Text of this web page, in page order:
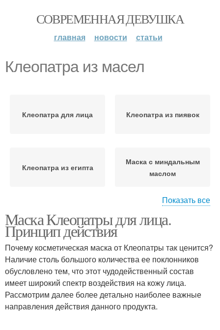
СОВРЕМЕННАЯ ДЕВУШКА
главная новости статьи
Клеопатра из масел
Клеопатра для лица Клеопатра из пиявок
Клеопатра из египта
Маска с миндальным
маслом
Масло для волос
условиях
Теплые масла Масла для волос
Показать все
Маска Клеопатры для лица.
Принцип действия
Почему косметическая маска от Клеопатры так ценится?
Наличие столь большого количества ее поклонников
обусловлено тем, что этот чудодейственный состав
имеет широкий спектр воздействия на кожу лица.
Рассмотрим далее более детально наиболее важные
направления действия данного продукта.